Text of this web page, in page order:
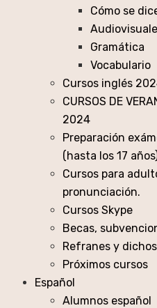
Cómo se
Gramática
Vocabulario
Cursos inglés
CURSOS DE
2024
Preparación
(hasta los 17
Cursos para
pronunciación.
Cursos Skype
Becas,
Refranes y
Próximos cursos
Español
Alumnos español